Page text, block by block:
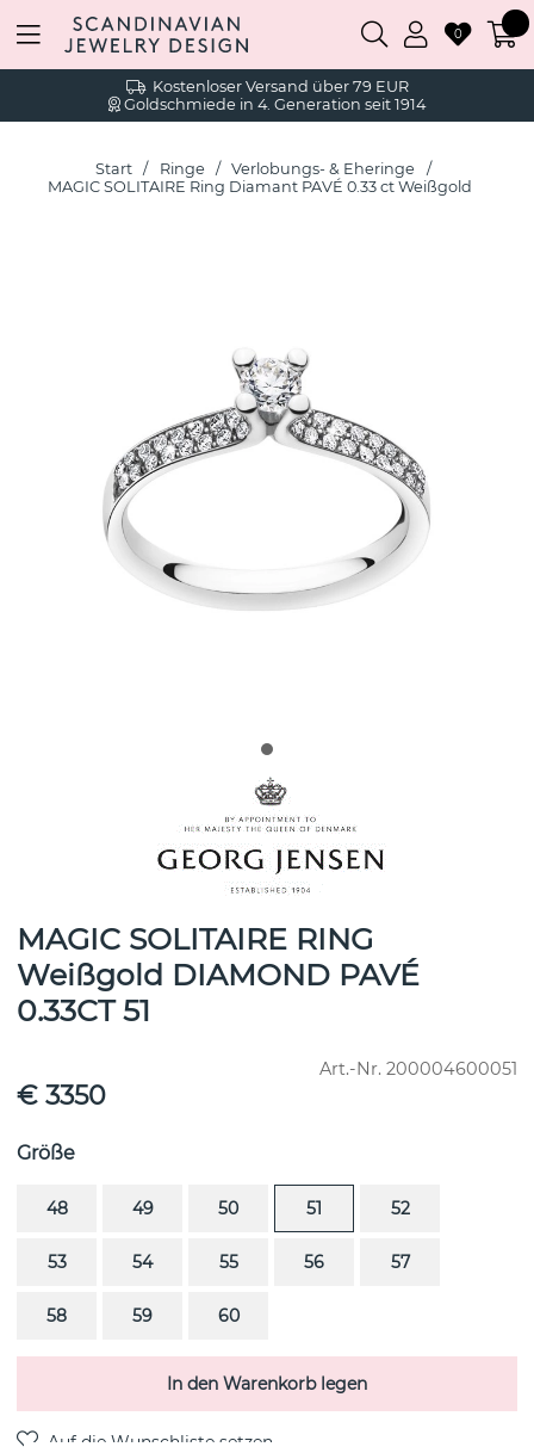
Kostenloser Versand über 79 EUR
Goldschmiede in 4. Generation seit 1914
0
Start Ringe
Verlobungs- & Eheringe
MAGIC SOLITAIRE Ring Diamant PAVÉ 0.33 ct Weißgold
MAGIC SOLITAIRE RING
Weißgold DIAMOND PAVÉ
0.33CT 51
Art.-Nr. 200004600051
€ 3350
Größe
48 49 50 51 52
53 54 55 56 57
58 59 60
In den Warenkorb legen